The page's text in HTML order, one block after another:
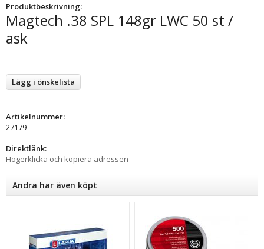
Produktbeskrivning:
Magtech .38 SPL 148gr LWC 50 st /
ask
Lägg i önskelista
Artikelnummer:
27179
Direktlänk:
Högerklicka och kopiera adressen
Andra har även köpt